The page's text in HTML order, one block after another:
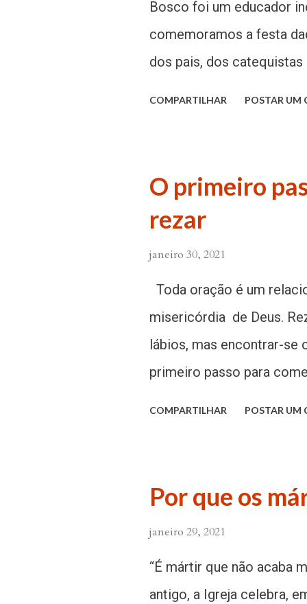
Bosco foi um educador
comemoramos a festa
dos pais, dos catequistas
no Oratório de São
material e acima de tudo
foi um educador
de exemplo aos pais e a
Tenham sempre alegria
certamente a tonalidade
tirada da fonte da
ele fazia palhaça...
COMPARTILHAR POSTAR UM
O primeiro
rezar
janeiro 30, 2021
Toda oração é um
misericórdia de Deus.
lábios, mas encontrar-se
primeiro passo para
indica Jesus, ao ensinar
“Tu, quando orares, entra
Pai que está no
é indispensável ao
COMPARTILHAR POSTAR UM
Por que os
janeiro 29, 2021
“É mártir que não acaba
antigo, a Igreja celebra,